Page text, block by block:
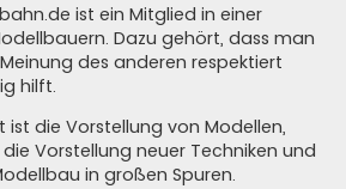
ist ein Mitglied in einer
Dazu gehört, dass man
des anderen respektiert
hilft.
ist die Vorstellung von Modellen,
Vorstellung neuer Techniken und
in großen Spuren.